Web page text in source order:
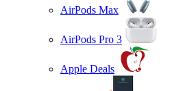
AirPods Max
AirPods Pro 3
Apple Deals